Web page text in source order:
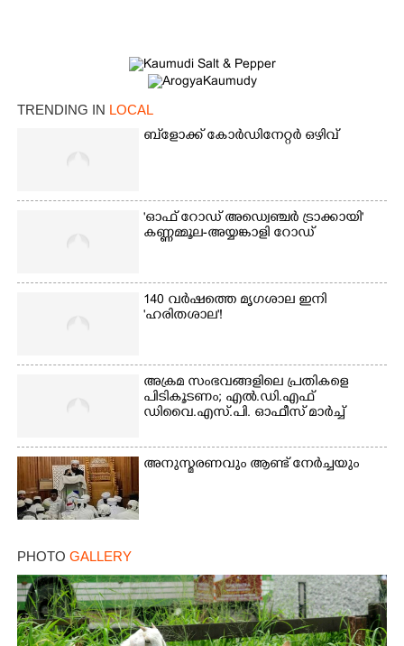
TRENDING IN LOCAL
ബ്‌ളോക്ക് കോർഡിനേറ്റർ ഒഴിവ്
'ഓഫ് റോഡ് അഡ്വെഞ്ചർ ട്രാക്കായി'
കണ്ണമ്മൂല-അയ്യങ്കാളി റോഡ്
140 വർഷത്തെ മൃഗശാല ഇനി
'ഹരിതശാല'!
അക്രമ സംഭവങ്ങളിലെ പ്രതികളെ
പിടികൂടണം; എൽ.ഡി.എഫ്
ഡിവൈ.എസ്.പി. ഓഫീസ് മാർച്ച്
അനുസ്മരണവും ആണ്ട് നേർച്ചയും
PHOTO GALLERY
×
Share this link